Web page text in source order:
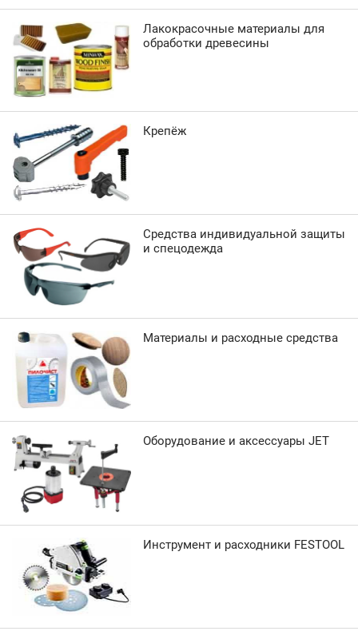
Лакокрасочные материалы для
обработки древесины
Крепёж
Средства индивидуальной защиты
и спецодежда
Материалы и расходные средства
Оборудование и аксессуары JET
Инструмент и расходники FESTOOL